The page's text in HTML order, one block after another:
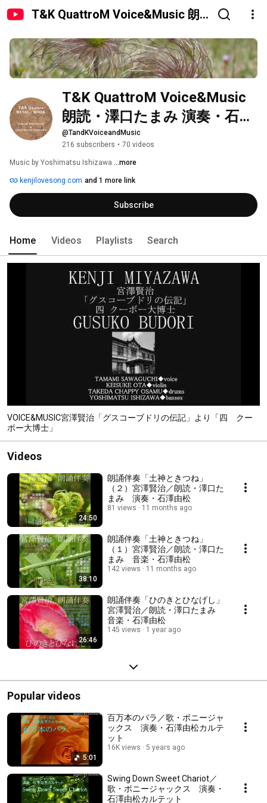
T&K QuattroM Voice&Music 朗
T&K QuattroM Voice&Music
朗読・澤口たまみ 演奏・石澤
由松
@TandKVoiceandMusic
216 subscribers • 70 videos
Music by Yoshimatsu Ishizawa ...more
kenjilovesong.com and 1 more link
Subscribe
Home Videos Playlists Search
VOICE&MUSIC宮澤賢治「グスコーブドリの伝記」より「四 クー
ボー大博士」
Videos
24:50
朗誦伴奏「土神ときつね」
（２）宮澤賢治／朗読・澤口た
まみ 演奏・石澤由松
81 views 11 months ago
38:10
朗誦伴奏「土神ときつね」
（１）宮澤賢治／朗読・澤口た
まみ 音楽・石澤由松
142 views 11 months ago
26:46
朗誦伴奏「ひのきとひなげし」
宮澤賢治／朗読・澤口たまみ
音楽・石澤由松
145 views 1 year ago
Popular videos
5:01
百万本のバラ／歌・ボニージャ
ックス 演奏・石澤由松カルテ
ット
16K views 5 years ago
Swing Down Sweet Chariot／
歌・ボニージャックス 演奏・
石澤由松カルテット